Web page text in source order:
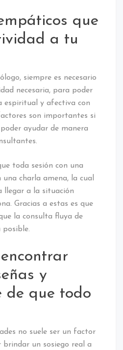
que
a tu
siempre es necesario
necesaria, para poder
espiritual y afectiva con
son importantes si
ayudar de manera
toda sesión con una
charla amena, la cual
llegar a la situación
Gracias a estas es que
la consulta fluya de
posible.
y
de que todo
no suele ser un factor
brindar un sosiego real a